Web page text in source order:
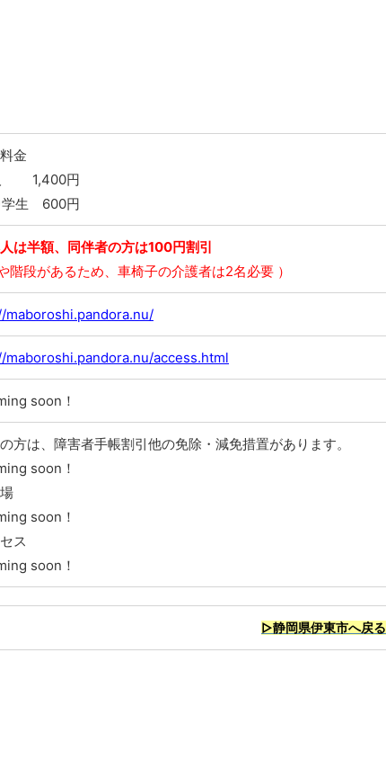
金
1,400円
学生 600円
は半額、同伴者の方は100円割引
階段があるため、車椅子の介護者は2名必要 ）
maboroshi.pandora.nu/
maboroshi.pandora.nu/access.html
soon！
方は、障害者手帳割引他の免除・減免措置があります。
soon！
soon！
ス
soon！
▷静岡県伊東市へ戻る